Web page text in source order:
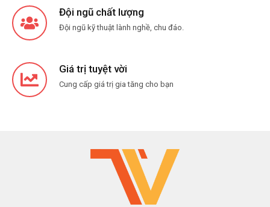
Đội ngũ chất lượng
Đội ngũ kỹ thuật lành nghề, chu đáo.
Giá trị tuyệt vời
Cung cấp giá trị gia tăng cho bạn